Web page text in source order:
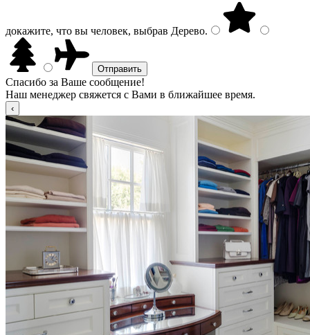
докажите, что вы человек, выбрав Дерево.
Спасибо за Ваше сообщение!
Наш менеджер свяжется с Вами в ближайшее время.